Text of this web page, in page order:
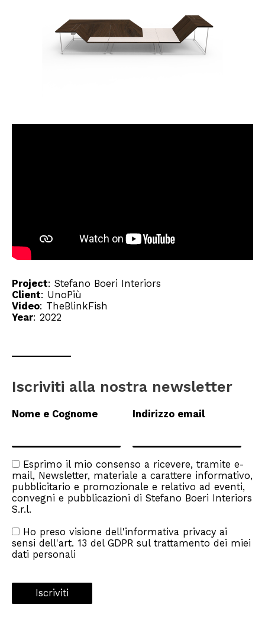
Project: Stefano Boeri Interiors
Client: UnoPiù
Video: TheBlinkFish
Year: 2022
Iscriviti alla nostra newsletter
Nome e Cognome Indirizzo email
Esprimo il mio consenso a ricevere, tramite e-
mail, Newsletter, materiale a carattere informativo,
pubblicitario e promozionale e relativo ad eventi,
convegni e pubblicazioni di Stefano Boeri Interiors
S.r.l.
Ho preso visione dell'informativa privacyai
sensi dell'art. 13 del GDPR sul trattamento dei miei
dati personali